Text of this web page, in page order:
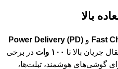
Fast و Power Delivery (PD)
جریان بالا تا ۱۰۰ وات
در برخی
گوشی‌های هوشمند، تبلت‌ها،